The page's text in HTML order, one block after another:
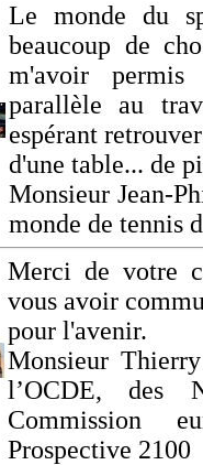
Le monde du
beaucoup de
m'avoir
parallèle au
espérant
d'une table... de
Monsieur Jean-
monde de tennis
Merci de votre
vous avoir
pour l'avenir.
Monsieur
l’OCDE, des
Commission
Prospective 2100